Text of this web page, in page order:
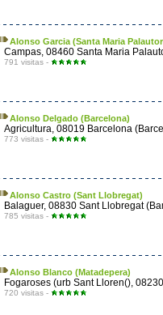
Alonso Garcia (Santa Maria
Campas, 08460 Santa Maria
791 visitas -
Alonso Delgado (Barcelona)
Agricultura, 08019 Barcelona
773 visitas -
Alonso Castro (Sant Llobregat)
Balaguer, 08830 Sant Llobregat
785 visitas -
Alonso Blanco (Matadepera)
Fogaroses (urb Sant Lloren(),
720 visitas -